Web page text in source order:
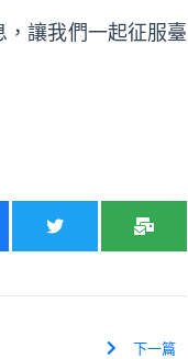
，讓我們一起征服臺
下一篇